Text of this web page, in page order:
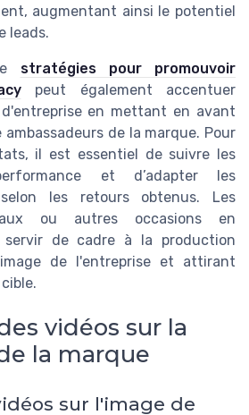
augmentant ainsi le potentiel
leads.
stratégies pour promouvoir
peut également accentuer
en mettant en avant
ambassadeurs de la marque. Pour
il est essentiel de suivre les
et d’adapter les
les retours obtenus. Les
ou autres occasions en
servir de cadre à la production
de l'entreprise et attirant
vidéos sur la
la marque
sur l'image de